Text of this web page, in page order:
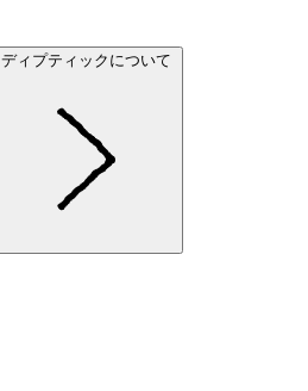
ディプティックについて